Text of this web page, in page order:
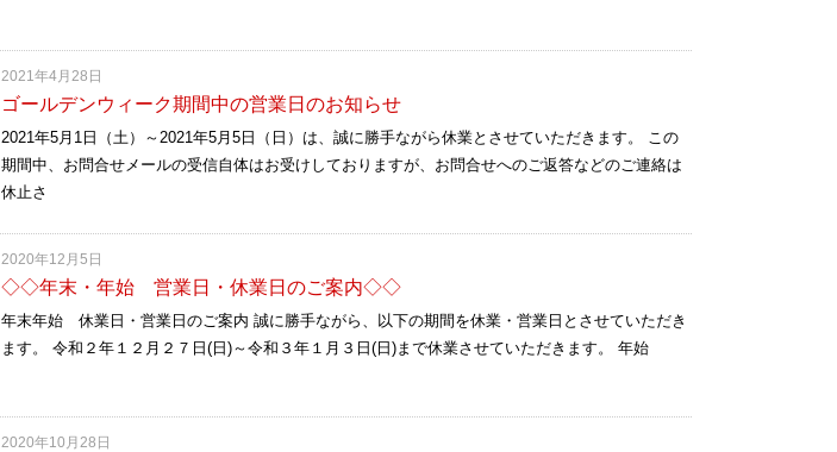
2021年4月28日
ゴールデンウィーク期間中の営業日のお知らせ
2021年5月1日（土）～2021年5月5日（日）は、誠に勝手ながら休業とさせていただきます。 この
期間中、お問合せメールの受信自体はお受けしておりますが、お問合せへのご返答などのご連絡は
休止さ
2020年12月5日
◇◇年末・年始 営業日・休業日のご案内◇◇
年末年始 休業日・営業日のご案内 誠に勝手ながら、以下の期間を休業・営業日とさせていただき
ます。 令和２年１２月２７日(日)～令和３年１月３日(日)まで休業させていただきます。 年始
2020年10月28日